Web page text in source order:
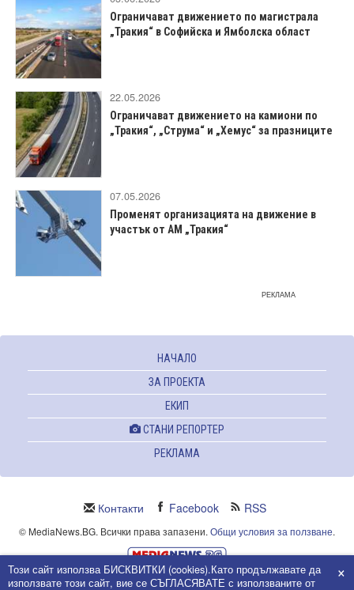
Ограничават движението по магистрала
„Тракия“ в Софийска и Ямболска област
22.05.2026
Ограничават движението на камиони по
„Тракия“, „Струма“ и „Хемус“ за празниците
07.05.2026
Променят организацията на движение в
участък от АМ „Тракия“
РЕКЛАМА
НАЧАЛО
ЗА ПРОЕКТА
ЕКИП
СТАНИ РЕПОРТЕР
РЕКЛАМА
Контакти Facebook RSS
© MediaNews.BG. Всички права запазени. Общи условия за ползване.
Powered and owned by Intersat Ltd.
Собственост на Интерсат ООД.
Този сайт използва БИСКВИТКИ (cookies).Като продължавате да
използвате този сайт, вие се СЪГЛАСЯВАТЕ с използваните от
×